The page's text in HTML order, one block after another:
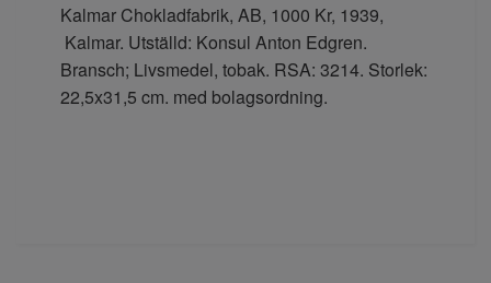
Kalmar Chokladfabrik, AB, 1000 Kr, 1939,
Kalmar. Utställd: Konsul Anton Edgren.
Bransch; Livsmedel, tobak. RSA: 3214. Storlek:
22,5x31,5 cm. med bolagsordning.